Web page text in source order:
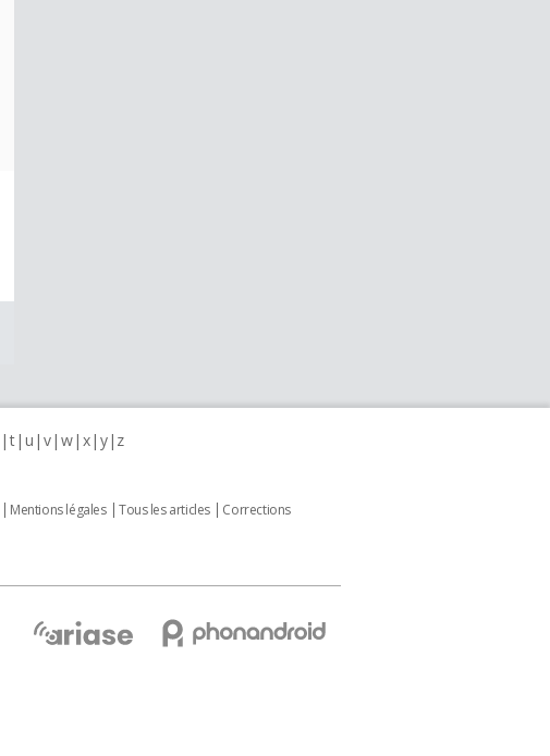
t u v w x y z
Mentions légales Tous les articles
Corrections